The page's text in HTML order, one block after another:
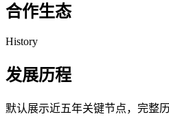
合作生态
History
发展历程
默认展示近五年关键节点，完整